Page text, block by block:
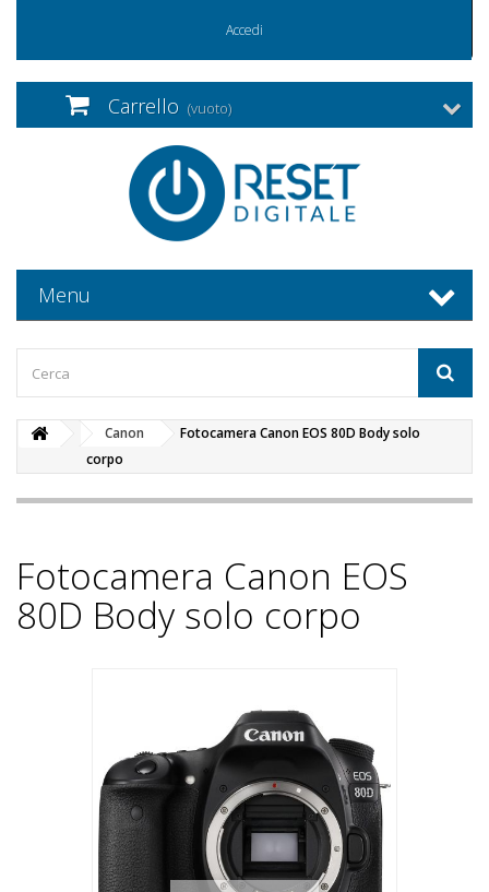
Accedi
Carrello (vuoto)
Menu
Canon
Fotocamera Canon EOS 80D Body solo
corpo
Fotocamera Canon EOS
80D Body solo corpo